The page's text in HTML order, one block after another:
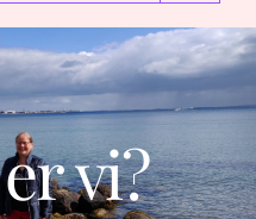
vi?